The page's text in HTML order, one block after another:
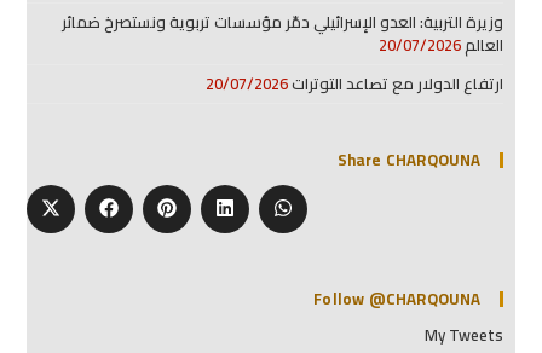
وزيرة التربية: العدو الإسرائيلي دمّر مؤسسات تربوية ونستصرخ ضمائر
العالم20/07/2026
ارتفاع الدولار مع تصاعد التوترات20/07/2026
Share CHARQOUNA
Follow @CHARQOUNA
My Tweets